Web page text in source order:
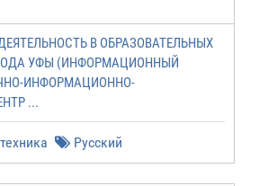
В ОБРАЗОВАТЕЛЬНЫХ
УФЫ (ИНФОРМАЦИОННЫЙ
ИНФОРМАЦИОННО-
...
Русский